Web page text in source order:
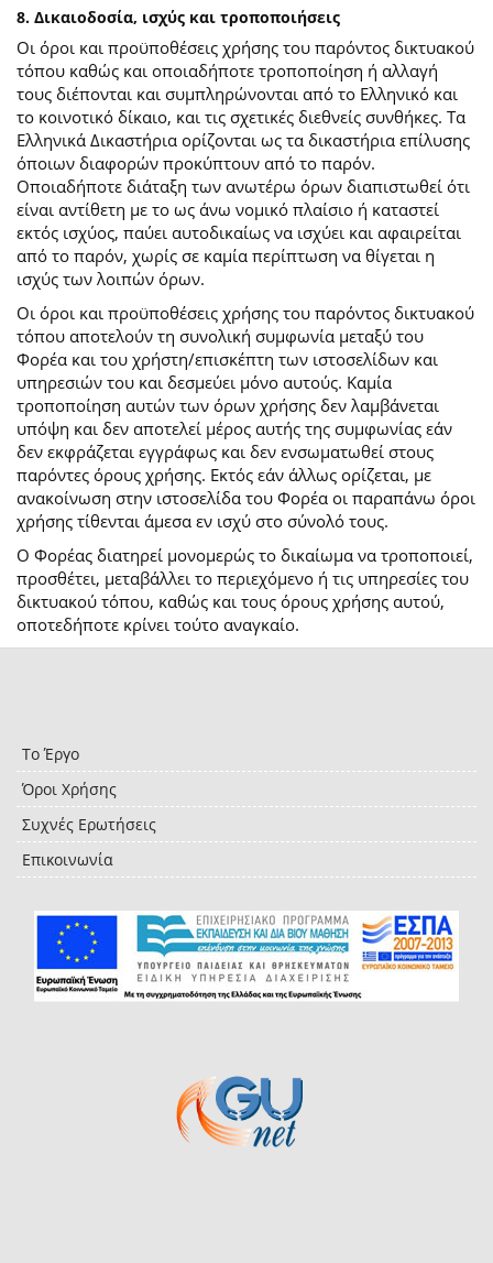
8. Δικαιοδοσία, ισχύς και τροποποιήσεις
Οι όροι και προϋποθέσεις χρήσης του παρόντος δικτυακού
τόπου καθώς και οποιαδήποτε τροποποίηση ή αλλαγή
τους διέπονται και συμπληρώνονται από το Ελληνικό και
το κοινοτικό δίκαιο, και τις σχετικές διεθνείς συνθήκες. Τα
Ελληνικά Δικαστήρια ορίζονται ως τα δικαστήρια επίλυσης
όποιων διαφορών προκύπτουν από το παρόν.
Οποιαδήποτε διάταξη των ανωτέρω όρων διαπιστωθεί ότι
είναι αντίθετη με το ως άνω νομικό πλαίσιο ή καταστεί
εκτός ισχύος, παύει αυτοδικαίως να ισχύει και αφαιρείται
από το παρόν, χωρίς σε καμία περίπτωση να θίγεται η
ισχύς των λοιπών όρων.
Οι όροι και προϋποθέσεις χρήσης του παρόντος δικτυακού
τόπου αποτελούν τη συνολική συμφωνία μεταξύ του
Φορέα και του χρήστη/επισκέπτη των ιστοσελίδων και
υπηρεσιών του και δεσμεύει μόνο αυτούς. Καμία
τροποποίηση αυτών των όρων χρήσης δεν λαμβάνεται
υπόψη και δεν αποτελεί μέρος αυτής της συμφωνίας εάν
δεν εκφράζεται εγγράφως και δεν ενσωματωθεί στους
παρόντες όρους χρήσης. Εκτός εάν άλλως ορίζεται, με
ανακοίνωση στην ιστοσελίδα του Φορέα οι παραπάνω όροι
χρήσης τίθενται άμεσα εν ισχύ στο σύνολό τους.
Ο Φορέας διατηρεί μονομερώς το δικαίωμα να τροποποιεί,
προσθέτει, μεταβάλλει το περιεχόμενο ή τις υπηρεσίες του
δικτυακού τόπου, καθώς και τους όρους χρήσης αυτού,
οποτεδήποτε κρίνει τούτο αναγκαίο.
Το Έργο
Όροι Χρήσης
Συχνές Ερωτήσεις
Επικοινωνία